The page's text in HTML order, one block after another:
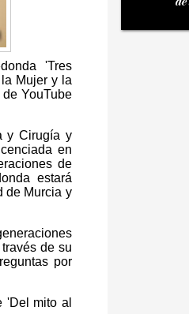
'Tres
Mujer y la
YouTube
y Cirugía y
en
de
estará
de Murcia y
de su
por
'Del mito al